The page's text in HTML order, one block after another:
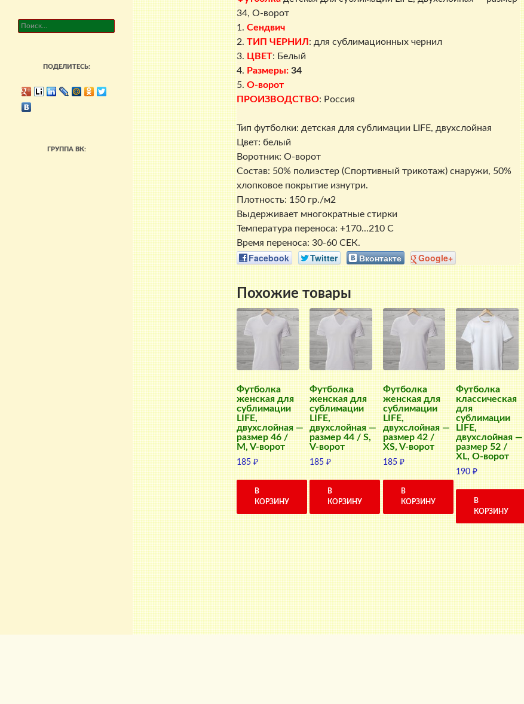
34, О-ворот
1. Сендвич
2. ТИП ЧЕРНИЛ : для сублимационных чернил
3. ЦВЕТ: Белый
4. Размеры: 34
5. О-ворот
ПРОИЗВОДСТВО: Россия
Тип футболки: детская для сублимации LIFE, двухслойная
Цвет: белый
Воротник: О-ворот
Состав: 50% полиэстер (Спортивный трикотаж) снаружи, 50%
хлопковое покрытие изнутри.
Плотность: 150 гр./м2
Выдерживает многократные стирки
Температура переноса: +170...210 С
Время переноса: 30-60 СЕК.
Facebook Twitter Вконтакте Google+
Похожие товары
Футболка
женская для
сублимации
LIFE,
двухслойная —
размер 46 /
M, V-ворот
185₽
В
КОРЗИНУ
Футболка
женская для
сублимации
LIFE,
двухслойная —
размер 44 / S,
V-ворот
185₽
В
КОРЗИНУ
Футболка
женская для
сублимации
LIFE,
двухслойная —
размер 42 /
XS, V-ворот
185₽
В
КОРЗИНУ
Футболка
классическая
для
сублимации
LIFE,
двухслойная —
размер 52 /
XL, О-ворот
190₽
В
КОРЗИНУ
Найти:
ПОДЕЛИТЕСЬ:
ГРУППА ВК: